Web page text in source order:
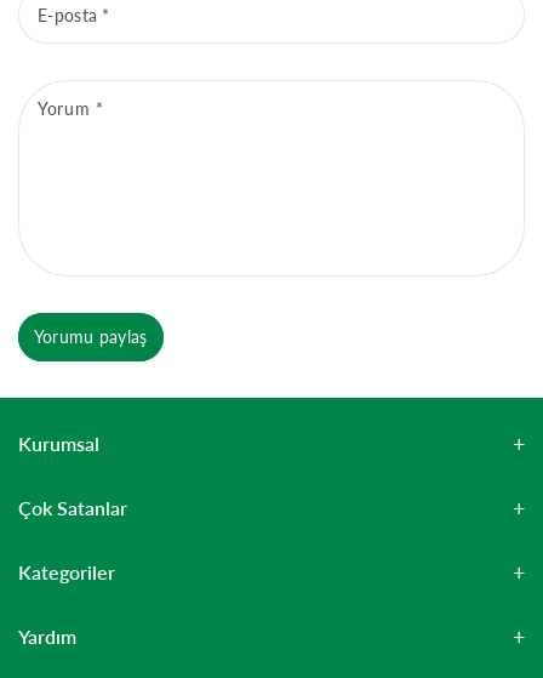
E-posta *
Yorum *
Yorumu paylaş
Kurumsal
Çok Satanlar
Kategoriler
Yardım